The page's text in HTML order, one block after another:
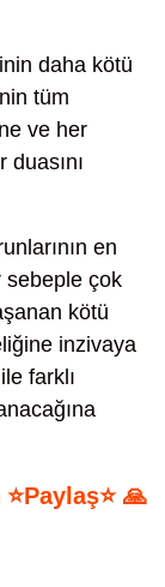
daha kötü
tüm
ve her
en
sebeple çok
kötü
inzivaya
farklı
🙏